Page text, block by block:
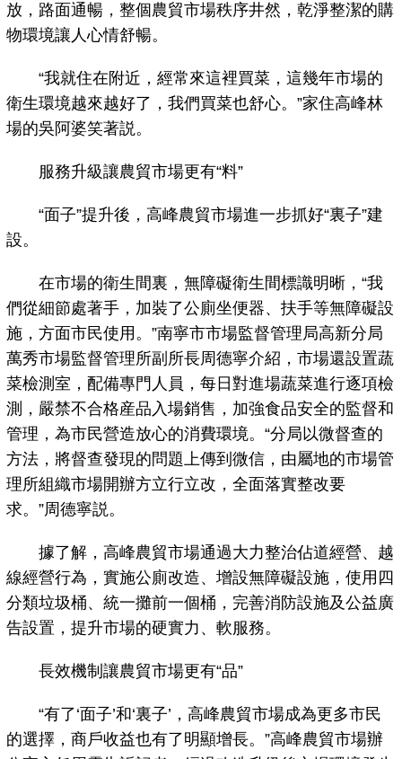
放，路面通暢，整個農貿市場秩序井然，乾淨整潔的購
物環境讓人心情舒暢。
“我就住在附近，經常來這裡買菜，這幾年市場的
衛生環境越來越好了，我們買菜也舒心。”家住高峰林
場的吳阿婆笑著説。
服務升級讓農貿市場更有“料”
“面子”提升後，高峰農貿市場進一步抓好“裏子”建
設。
在市場的衛生間裏，無障礙衛生間標識明晰，“我
們從細節處著手，加裝了公廁坐便器、扶手等無障礙設
施，方面市民使用。”南寧市市場監督管理局高新分局
萬秀市場監督管理所副所長周德寧介紹，市場還設置蔬
菜檢測室，配備專門人員，每日對進場蔬菜進行逐項檢
測，嚴禁不合格産品入場銷售，加強食品安全的監督和
管理，為市民營造放心的消費環境。“分局以微督查的
方法，將督查發現的問題上傳到微信，由屬地的市場管
理所組織市場開辦方立行立改，全面落實整改要
求。”周德寧説。
據了解，高峰農貿市場通過大力整治佔道經營、越
線經營行為，實施公廁改造、增設無障礙設施，使用四
分類垃圾桶、統一攤前一個桶，完善消防設施及公益廣
告設置，提升市場的硬實力、軟服務。
長效機制讓農貿市場更有“品”
“有了‘面子’和‘裏子’，高峰農貿市場成為更多市民
的選擇，商戶收益也有了明顯增長。”高峰農貿市場辦